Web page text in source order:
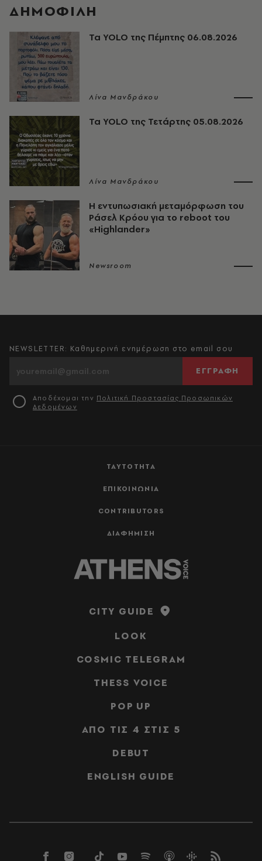
ΔΗΜΟΦΙΛΗ
Τα YOLO της Πέμπτης 06.08.2026
Λίνα Μανδράκου
Τα YOLO της Τετάρτης 05.08.2026
Λίνα Μανδράκου
Η εντυπωσιακή μεταμόρφωση του
Ράσελ Κρόου για το reboot του
«Highlander»
Newsroom
ΤΑΥΤΟΤΗΤΑ
ΕΠΙΚΟΙΝΩΝΙΑ
CONTRIBUTORS
ΔΙΑΦΗΜΙΣΗ
NEWSLETTER: Καθημερινή ενημέρωση στο email σου
ΕΓΓΡΑΦΗ
Αποδέχομαι την Πολιτική Προστασίας Προσωπικών
Δεδομένων
CITY GUIDE
LOOK
COSMIC TELEGRAM
THESS VOICE
POP UP
ΑΠΟ ΤΙΣ 4 ΣΤΙΣ 5
DEBUT
ENGLISH GUIDE